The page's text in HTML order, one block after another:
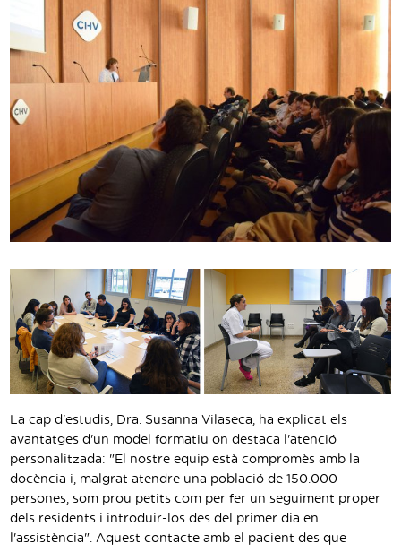
La cap d'estudis, Dra. Susanna Vilaseca, ha explicat els
avantatges d'un model formatiu on destaca l'atenció
personalitzada: "El nostre equip està compromès amb la
docència i, malgrat atendre una població de 150.000
persones, som prou petits com per fer un seguiment proper
dels residents i introduir-los des del primer dia en
l'assistència". Aquest contacte amb el pacient des que